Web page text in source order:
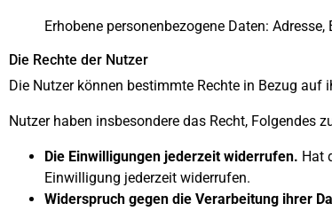
Erhobene personenbezogene Daten:
Die Rechte der Nutzer
Die Nutzer können bestimmte Rechte in Bezug auf
Nutzer haben insbesondere das Recht, Folgendes
Die Einwilligungen jederzeit widerrufen. Hat
Einwilligung jederzeit widerrufen.
Widerspruch gegen die Verarbeitung ihrer